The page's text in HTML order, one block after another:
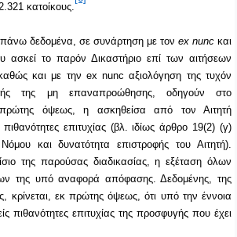
κατοίκους.
δεδομένα, σε συνάρτηση με τον ex nunc και
ασκεί το παρόν Δικαστήριο επί των αιτήσεων
και με την ex nunc αξιολόγηση της τυχόν
της μη επαναπροώθησης, οδηγούν στο
όψεως, η ασκηθείσα από τον Αιτητή
επιτυχίας (βλ. ιδίως άρθρο 19(2) (γ)
και δυνατότητα επιστροφής του Αιτητή).
της παρούσας διαδικασίας, η εξέταση όλων
της υπό αναφορά απόφασης. Δεδομένης, της
κρίνεται, εκ πρώτης όψεως, ότι υπό την έννοια
πιθανότητες επιτυχίας της προσφυγής που έχει